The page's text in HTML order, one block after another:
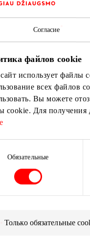
Согласие
файлов cookie
использует файлы
всех файлов
Вы можете
cookie. Для получения
Обязательные
Только обязательные
Узнайте